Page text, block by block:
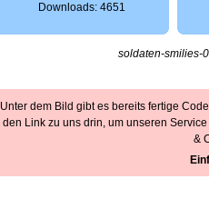
Downloads: 4651
soldaten-smilies-
Unter dem Bild gibt es bereits fertige
den Link zu uns drin, um unseren
&